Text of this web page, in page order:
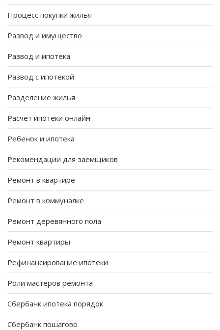
Процесс покупки жилья
Развод и имущество
Развод и ипотека
Развод с ипотекой
Разделение жилья
Расчет ипотеки онлайн
Ребенок и ипотека
Рекомендации для заемщиков
Ремонт в квартире
Ремонт в коммуналке
Ремонт деревянного пола
Ремонт квартиры
Рефинансирование ипотеки
Роли мастеров ремонта
Сбербанк ипотека порядок
Сбербанк пошагово